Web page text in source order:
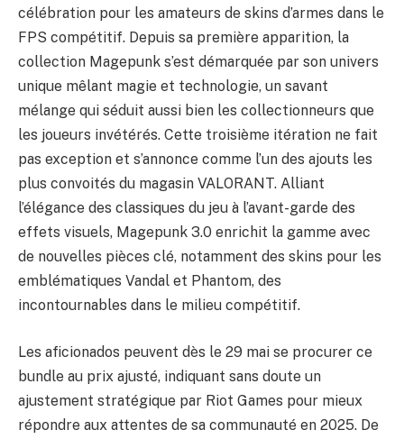
célébration pour les amateurs de skins d’armes dans le
FPS compétitif. Depuis sa première apparition, la
collection Magepunk s’est démarquée par son univers
unique mêlant magie et technologie, un savant
mélange qui séduit aussi bien les collectionneurs que
les joueurs invétérés. Cette troisième itération ne fait
pas exception et s’annonce comme l’un des ajouts les
plus convoités du magasin VALORANT. Alliant
l’élégance des classiques du jeu à l’avant-garde des
effets visuels, Magepunk 3.0 enrichit la gamme avec
de nouvelles pièces clé, notamment des skins pour les
emblématiques Vandal et Phantom, des
incontournables dans le milieu compétitif.
Les aficionados peuvent dès le 29 mai se procurer ce
bundle au prix ajusté, indiquant sans doute un
ajustement stratégique par Riot Games pour mieux
répondre aux attentes de sa communauté en 2025. De